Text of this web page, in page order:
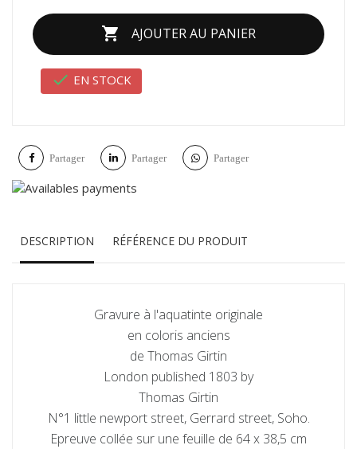
 AJOUTER AU PANIER
 EN STOCK
Partager Partager Partager
DESCRIPTION RÉFÉRENCE DU PRODUIT
Gravure à l'aquatinte originale
en coloris anciens
de Thomas Girtin
London published 1803 by
Thomas Girtin
N°1 little newport street, Gerrard street, Soho.
Epreuve collée sur une feuille de 64 x 38,5 cm